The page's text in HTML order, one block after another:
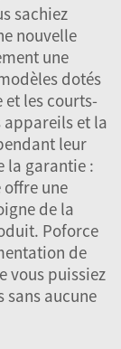
sachiez
nouvelle
une
dotés
les courts-
appareils et la
leur
la garantie :
une
de la
Poforce
de
vous puissiez
aucune